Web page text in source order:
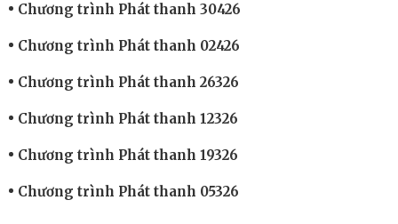
Chương trình Phát thanh 30426
Chương trình Phát thanh 02426
Chương trình Phát thanh 26326
Chương trình Phát thanh 12326
Chương trình Phát thanh 19326
Chương trình Phát thanh 05326